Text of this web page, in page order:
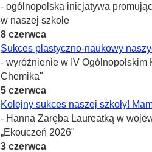
- ogólnopolska inicjatywa
w naszej szkole
8 czerwca
Sukces plastyczno-naukowy
- wyróżnienie w IV Ogólnopolskim
Chemika"
5 czerwca
Kolejny sukces naszej szkoły!
- Hanna Zaręba Laureatką w
„Ekouczeń 2026"
3 czerwca